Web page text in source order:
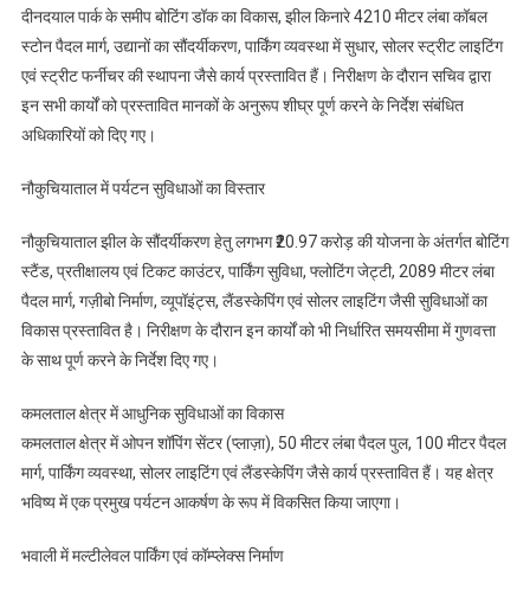
दीनदयाल पार्क के समीप बोटिंग डॉक का विकास, झील किनारे 4210 मीटर लंबा कॉबल
स्टोन पैदल मार्ग, उद्यानों का सौंदर्यीकरण, पार्किंग व्यवस्था में सुधार, सोलर स्ट्रीट लाइटिंग
एवं स्ट्रीट फर्नीचर की स्थापना जैसे कार्य प्रस्तावित हैं। निरीक्षण के दौरान सचिव द्वारा
इन सभी कार्यों को प्रस्तावित मानकों के अनुरूप शीघ्र पूर्ण करने के निर्देश संबंधित
अधिकारियों को दिए गए।
नौकुचियाताल में पर्यटन सुविधाओं का विस्तार
नौकुचियाताल झील के सौंदर्यीकरण हेतु लगभग ₹20.97 करोड़ की योजना के अंतर्गत बोटिंग
स्टैंड, प्रतीक्षालय एवं टिकट काउंटर, पार्किंग सुविधा, फ्लोटिंग जेट्टी, 2089 मीटर लंबा
पैदल मार्ग, गज़ीबो निर्माण, व्यूपॉइंट्स, लैंडस्केपिंग एवं सोलर लाइटिंग जैसी सुविधाओं का
विकास प्रस्तावित है। निरीक्षण के दौरान इन कार्यों को भी निर्धारित समयसीमा में गुणवत्ता
के साथ पूर्ण करने के निर्देश दिए गए।
कमलताल क्षेत्र में आधुनिक सुविधाओं का विकास
कमलताल क्षेत्र में ओपन शॉपिंग सेंटर (प्लाज़ा), 50 मीटर लंबा पैदल पुल, 100 मीटर पैदल
मार्ग, पार्किंग व्यवस्था, सोलर लाइटिंग एवं लैंडस्केपिंग जैसे कार्य प्रस्तावित हैं। यह क्षेत्र
भविष्य में एक प्रमुख पर्यटन आकर्षण के रूप में विकसित किया जाएगा।
भवाली में मल्टीलेवल पार्किंग एवं कॉम्प्लेक्स निर्माण